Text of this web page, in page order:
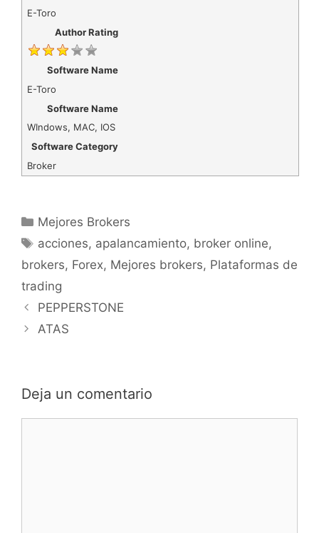
E-Toro
Author Rating
Software Name
E-Toro
Software Name
WIndows, MAC, IOS
Software Category
Broker
Categorías
Mejores Brokers
Etiquetas
acciones, apalancamiento, broker online,
brokers, Forex, Mejores brokers, Plataformas de
trading
PEPPERSTONE
ATAS
Deja un comentario